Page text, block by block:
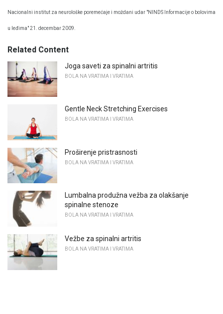
Nacionalni institut za neurološke poremećaje i moždani udar "NINDS Informacije o bolovima
u leđima" 21. decembar 2009.
Related Content
Joga saveti za spinalni artritis
BOLA NA VRATIMA I VRATIMA
Gentle Neck Stretching Exercises
BOLA NA VRATIMA I VRATIMA
Proširenje pristrasnosti
BOLA NA VRATIMA I VRATIMA
Lumbalna produžna vežba za olakšanje
spinalne stenoze
BOLA NA VRATIMA I VRATIMA
Vežbe za spinalni artritis
BOLA NA VRATIMA I VRATIMA